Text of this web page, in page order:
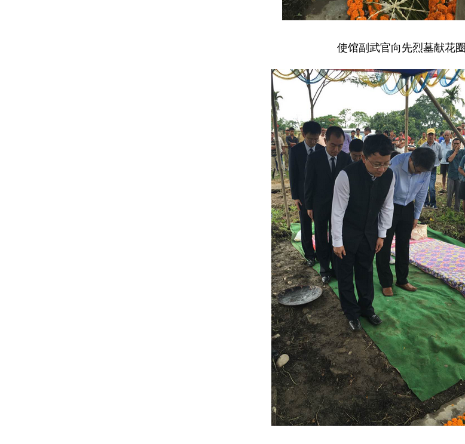
使馆副武官向先烈墓献花圈